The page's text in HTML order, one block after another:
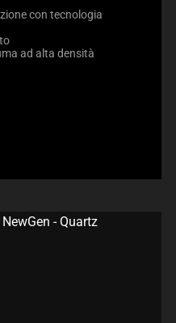
con tecnologia
ad alta densità